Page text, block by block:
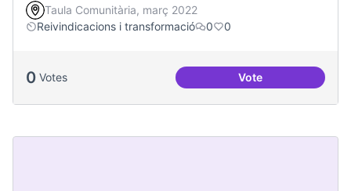
Taula Comunitària, març 2022
Reivindicacions i transformació
0 0
0 Votes VoteDinàmiques